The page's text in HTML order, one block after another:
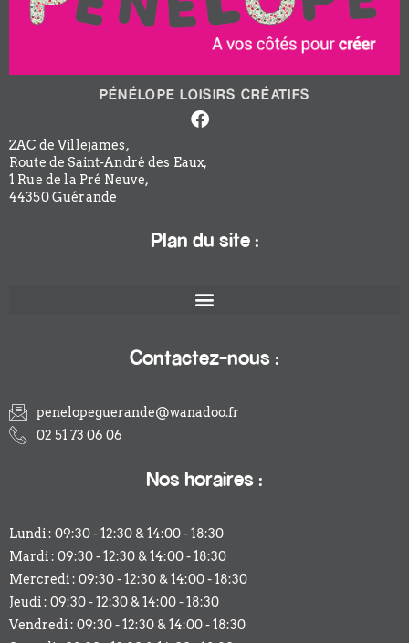
PÉNÉLOPE LOISIRS CRÉATIFS
Facebook-
f
ZAC de Villejames,
Route de Saint-André des Eaux,
1 Rue de la Pré Neuve,
44350 Guérande
Plan du site :
Contactez-nous :
penelopeguerande@wanadoo.fr
02 51 73 06 06
Nos horaires :
Lundi : 09:30 - 12:30 & 14:00 - 18:30
Mardi : 09:30 - 12:30 & 14:00 - 18:30
Mercredi : 09:30 - 12:30 & 14:00 - 18:30
Jeudi : 09:30 - 12:30 & 14:00 - 18:30
Vendredi : 09:30 - 12:30 & 14:00 - 18:30